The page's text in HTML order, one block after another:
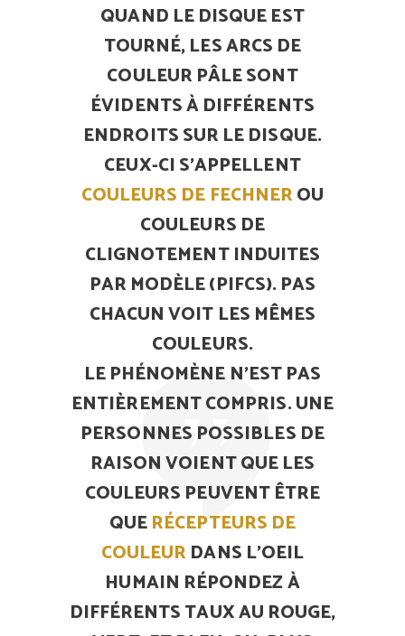
QUAND LE DISQUE EST
TOURNÉ, LES ARCS DE
COULEUR PÂLE SONT
ÉVIDENTS À DIFFÉRENTS
ENDROITS SUR LE DISQUE.
CEUX-CI S’APPELLENT
COULEURS DE FECHNEROU
COULEURS DE
CLIGNOTEMENT INDUITES
PAR MODÈLE (PIFCS). PAS
CHACUN VOIT LES MÊMES
COULEURS.
LE PHÉNOMÈNE N’EST PAS
ENTIÈREMENT COMPRIS. UNE
PERSONNES POSSIBLES DE
RAISON VOIENT QUE LES
COULEURS PEUVENT ÊTRE
QUERÉCEPTEURS DE
COULEUR DANS L’OEIL
HUMAIN RÉPONDEZ À
DIFFÉRENTS TAUX AU ROUGE,